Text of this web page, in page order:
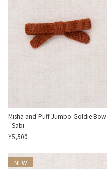
Misha and Puff Jumbo Goldie Bow
- Sabi
¥5,500
NEW